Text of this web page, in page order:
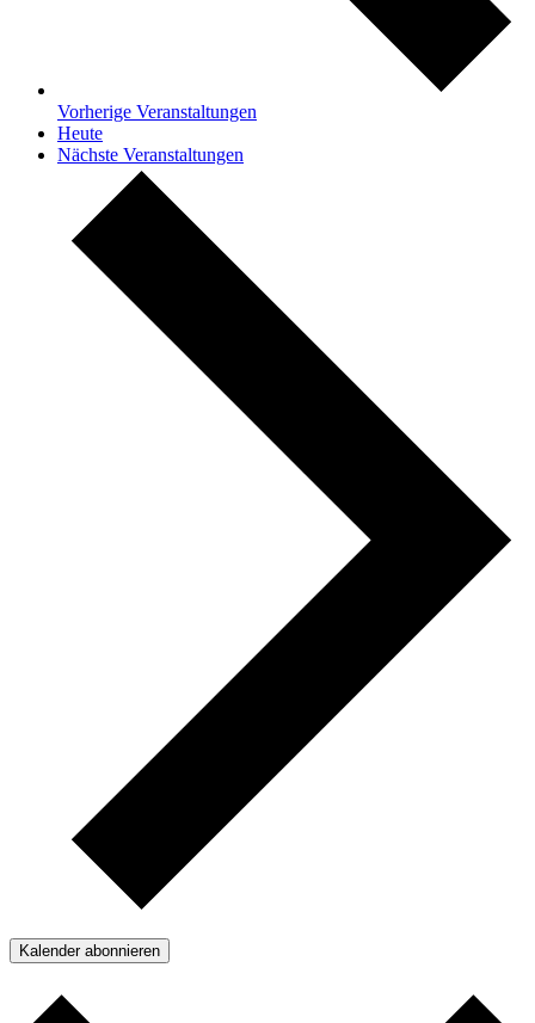
Vorherige Veranstaltungen
Heute
Nächste Veranstaltungen
Kalender abonnieren